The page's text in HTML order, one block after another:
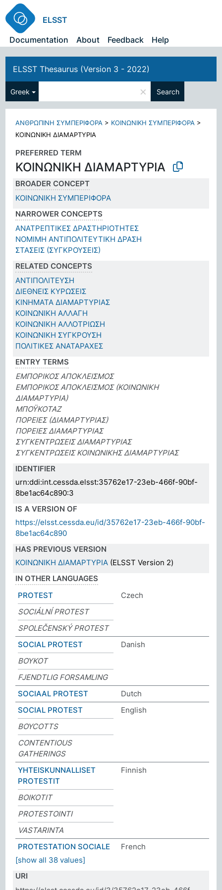
ELSST
Documentation
About Feedback Help
ELSST Thesaurus (Version 3 - 2022)
Greek × Search
ΑΝΘΡΩΠΙΝΗ ΣΥΜΠΕΡΙΦΟΡΑ > ΚΟΙΝΩΝΙΚΗ ΣΥΜΠΕΡΙΦΟΡΑ >
ΚΟΙΝΩΝΙΚΗ ΔΙΑΜΑΡΤΥΡΙΑ
PREFERRED TERM
ΚΟΙΝΩΝΙΚΗ ΔΙΑΜΑΡΤΥΡΙΑ
BROADER CONCEPT
ΚΟΙΝΩΝΙΚΗ ΣΥΜΠΕΡΙΦΟΡΑ
NARROWER CONCEPTS
ΑΝΑΤΡΕΠΤΙΚΕΣ ΔΡΑΣΤΗΡΙΟΤΗΤΕΣ
ΝΟΜΙΜΗ ΑΝΤΙΠΟΛΙΤΕΥΤΙΚΗ ΔΡΑΣΗ
ΣΤΑΣΕΙΣ (ΣΥΓΚΡΟΥΣΕΙΣ)
RELATED CONCEPTS
ΑΝΤΙΠΟΛΙΤΕΥΣΗ
ΔΙΕΘΝΕΙΣ ΚΥΡΩΣΕΙΣ
ΚΙΝΗΜΑΤΑ ΔΙΑΜΑΡΤΥΡΙΑΣ
ΚΟΙΝΩΝΙΚΗ ΑΛΛΑΓΗ
ΚΟΙΝΩΝΙΚΗ ΑΛΛΟΤΡΙΩΣΗ
ΚΟΙΝΩΝΙΚΗ ΣΥΓΚΡΟΥΣΗ
ΠΟΛΙΤΙΚΕΣ ΑΝΑΤΑΡΑΧΕΣ
ENTRY TERMS
ΕΜΠΟΡΙΚΟΣ ΑΠΟΚΛΕΙΣΜΟΣ
ΕΜΠΟΡΙΚΟΣ ΑΠΟΚΛΕΙΣΜΟΣ (ΚΟΙΝΩΝΙΚΗ
ΔΙΑΜΑΡΤΥΡΙΑ)
ΜΠΟΫΚΟΤΑΖ
ΠΟΡΕΙΕΣ (ΔΙΑΜΑΡΤΥΡΙΑΣ)
ΠΟΡΕΙΕΣ ΔΙΑΜΑΡΤΥΡΙΑΣ
ΣΥΓΚΕΝΤΡΩΣΕΙΣ ΔΙΑΜΑΡΤΥΡΙΑΣ
ΣΥΓΚΕΝΤΡΩΣΕΙΣ ΚΟΙΝΩΝΙΚΗΣ ΔΙΑΜΑΡΤΥΡΙΑΣ
IDENTIFIER
urn:ddi:int.cessda.elsst:35762e17-23eb-466f-90bf-
8be1ac64c890:3
IS A VERSION OF
https://elsst.cessda.eu/id/35762e17-23eb-466f-90bf-
8be1ac64c890
HAS PREVIOUS VERSION
ΚΟΙΝΩΝΙΚΗ ΔΙΑΜΑΡΤΥΡΙΑ (ELSST Version 2)
IN OTHER LANGUAGES
PROTEST
Czech
SOCIÁLNÍ PROTEST
SPOLEČENSKÝ PROTEST
SOCIAL PROTEST
Danish
BOYKOT
FJENDTLIG FORSAMLING
SOCIAAL PROTEST
Dutch
SOCIAL PROTEST
English
BOYCOTTS
CONTENTIOUS
GATHERINGS
YHTEISKUNNALLISET
PROTESTIT
Finnish
BOIKOTIT
PROTESTOINTI
VASTARINTA
PROTESTATION SOCIALE
French
[show all 38 values]
URI